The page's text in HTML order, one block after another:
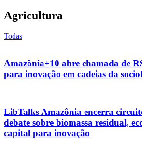
Agricultura
Todas
Amazônia+10 abre chamada de
para inovação em cadeias da
LibTalks Amazônia encerra
debate sobre biomassa residual,
capital para inovação